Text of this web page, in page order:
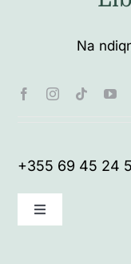
Na
+355 69 45 24
Toggle